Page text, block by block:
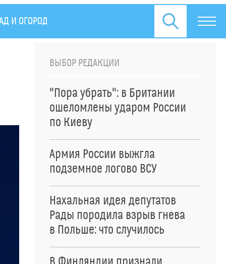
И ОГОРОД СПЕЦОПЕРАЦИЯ НА УКРАИНЕ
ВЫБОР РЕДАКЦИИ
"Пора убрать": в Британии
ошеломлены ударом России
по Киеву
Армия России выжгла
подземное логово ВСУ
Нахальная идея депутатов
Рады породила взрыв гнева
в Польше: что случилось